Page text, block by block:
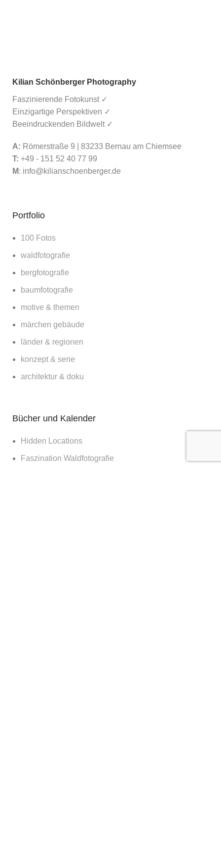
Kilian Schönberger Photography
Faszinierende Fotokunst ✓
Einzigartige Perspektiven ✓
Beeindruckenden Bildwelt ✓
A: Römerstraße 9 | 83233 Bernau am Chiemsee
T: +49 - 151 52 40 77 99
M: info@kilianschoenberger.de
Portfolio
100 Fotos
waldfotografie
bergfotografie
baumfotografie
motive & themen
märchen gebäude
länder & regionen
konzept & serie
architektur & doku
Bücher und Kalender
Hidden Locations
Faszination Waldfotografie